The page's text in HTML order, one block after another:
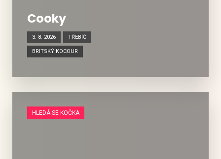
Cooky
3. 8. 2026 TŘEBÍČ
BRITSKÝ KOCOUR
HLEDÁ SE KOČKA